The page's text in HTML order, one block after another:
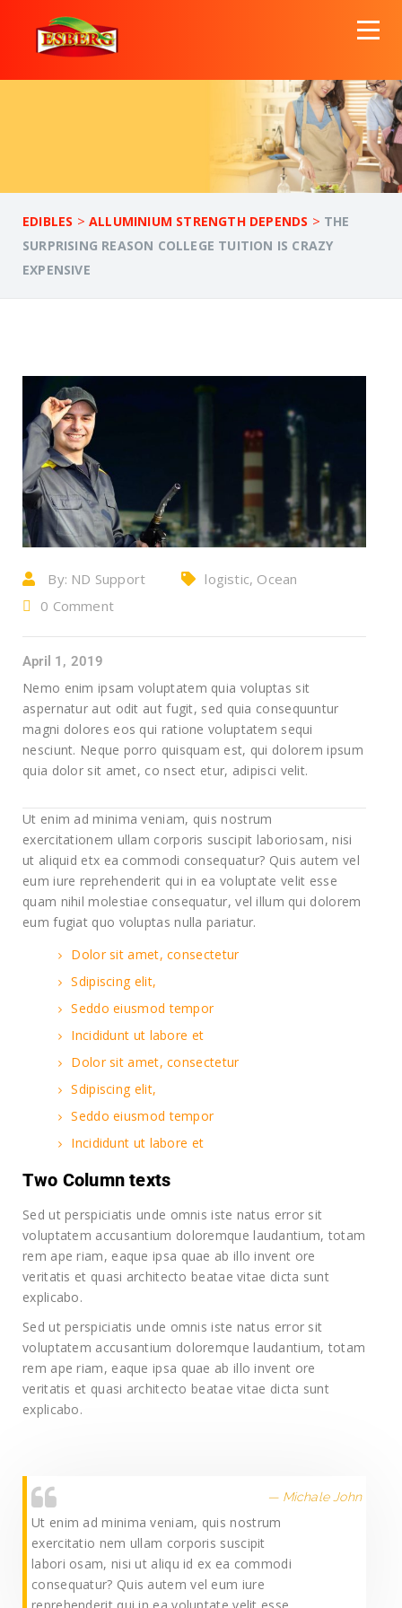
EDIBLES >ALLUMINIUM STRENGTH DEPENDS > THE
SURPRISING REASON COLLEGE TUITION IS CRAZY
EXPENSIVE
By: ND Support
logistic, Ocean
0 Comment
April 1, 2019
Nemo enim ipsam voluptatem quia voluptas sit
aspernatur aut odit aut fugit, sed quia consequuntur
magni dolores eos qui ratione voluptatem sequi
nesciunt. Neque porro quisquam est, qui dolorem ipsum
quia dolor sit amet, co nsect etur, adipisci velit.
Ut enim ad minima veniam, quis nostrum
exercitationem ullam corporis suscipit laboriosam, nisi
ut aliquid etx ea commodi consequatur? Quis autem vel
eum iure reprehenderit qui in ea voluptate velit esse
quam nihil molestiae consequatur, vel illum qui dolorem
eum fugiat quo voluptas nulla pariatur.
Dolor sit amet, consectetur
Sdipiscing elit,
Seddo eiusmod tempor
Incididunt ut labore et
Dolor sit amet, consectetur
Sdipiscing elit,
Seddo eiusmod tempor
Incididunt ut labore et
Two Column texts
Sed ut perspiciatis unde omnis iste natus error sit
voluptatem accusantium doloremque laudantium, totam
rem ape riam, eaque ipsa quae ab illo invent ore
veritatis et quasi architecto beatae vitae dicta sunt
explicabo.
Sed ut perspiciatis unde omnis iste natus error sit
voluptatem accusantium doloremque laudantium, totam
rem ape riam, eaque ipsa quae ab illo invent ore
veritatis et quasi architecto beatae vitae dicta sunt
explicabo.
Ut enim ad minima veniam, quis nostrum
exercitatio nem ullam corporis suscipit
labori osam, nisi ut aliqu id ex ea commodi
consequatur? Quis autem vel eum iure
reprehenderit qui in ea voluptate velit esse
Michale John